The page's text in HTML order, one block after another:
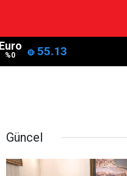
Euro
%0 55.13
Güncel